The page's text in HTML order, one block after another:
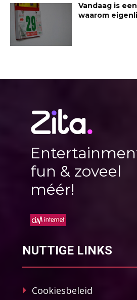
Vandaag is
waarom
fun & zoveel
méér!
NUTTIGE LINKS
Cookiesbeleid